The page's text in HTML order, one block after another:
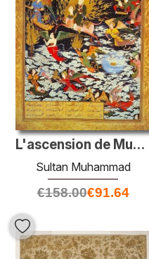
L'ascension de Muhammad au ciel (Mi'rāj) (Khamseh)
Sultan Muhammad
€158.00€91.64